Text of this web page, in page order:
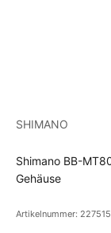
SHIMANO
Shimano BB-
Gehäuse
Artikelnummer: